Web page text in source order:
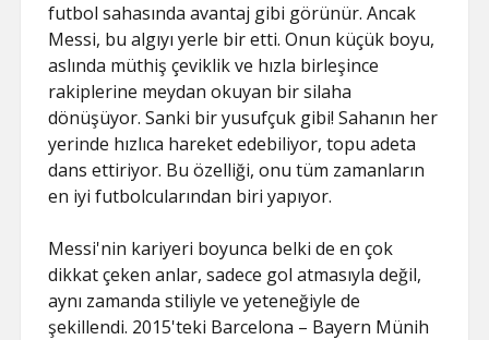
futbol sahasında avantaj gibi görünür. Ancak
Messi, bu algıyı yerle bir etti. Onun küçük boyu,
aslında müthiş çeviklik ve hızla birleşince
rakiplerine meydan okuyan bir silaha
dönüşüyor. Sanki bir yusufçuk gibi! Sahanın her
yerinde hızlıca hareket edebiliyor, topu adeta
dans ettiriyor. Bu özelliği, onu tüm zamanların
en iyi futbolcularından biri yapıyor.
Messi'nin kariyeri boyunca belki de en çok
dikkat çeken anlar, sadece gol atmasıyla değil,
aynı zamanda stiliyle ve yeteneğiyle de
şekillendi. 2015'teki Barcelona – Bayern Münih